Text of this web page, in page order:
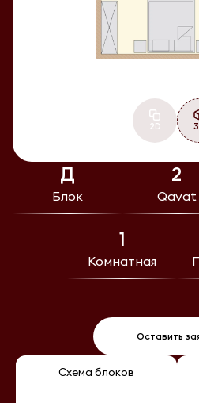
Д
Блок
2
Qavat
1
Комнатная
Оставить
2D
Схема блоков